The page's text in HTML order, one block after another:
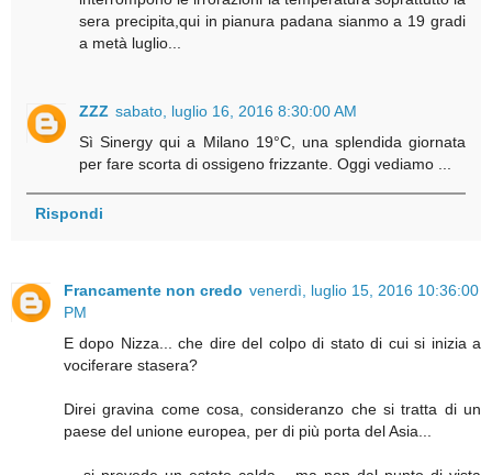
sera precipita,qui in pianura padana sianmo a 19 gradi
a metà luglio...
ZZZ sabato, luglio 16, 2016 8:30:00 AM
Sì Sinergy qui a Milano 19°C, una splendida giornata
per fare scorta di ossigeno frizzante. Oggi vediamo ...
Rispondi
Francamente non credo venerdì, luglio 15, 2016 10:36:00
PM
E dopo Nizza... che dire del colpo di stato di cui si inizia a
vociferare stasera?
Direi gravina come cosa, consideranzo che si tratta di un
paese del unione europea, per di più porta del Asia...